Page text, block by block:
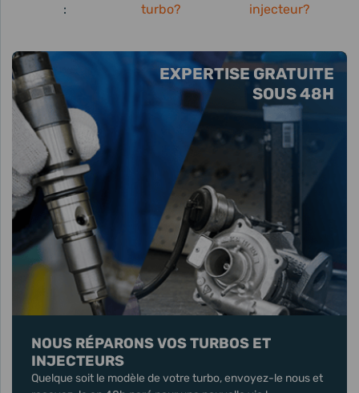
EXPERTISE GRATUITE
SOUS 48H
NOUS RÉPARONS VOS TURBOS ET
INJECTEURS
Quelque soit le modèle de votre turbo, envoyez-le nous et
:
turbo?
injecteur?